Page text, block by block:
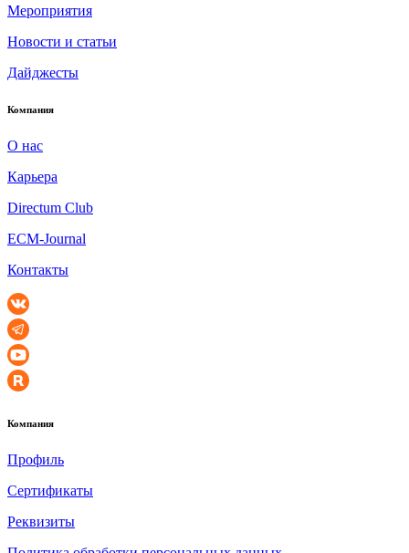
Мероприятия
Новости и статьи
Дайджесты
Компания
О нас
Карьера
Directum Club
ECM-Journal
Контакты
Компания
Профиль
Сертификаты
Реквизиты